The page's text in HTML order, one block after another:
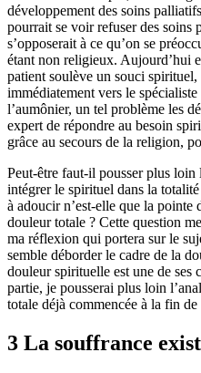
développement des soins
pourrait se voir refuser des soins
s’opposerait à ce qu’on se
étant non religieux. Aujourd’hui
patient soulève un souci spirituel,
immédiatement vers le
l’aumônier, un tel problème les
expert de répondre au besoin
grâce au secours de la religion,
Peut-être faut-il pousser plus
intégrer le spirituel dans la
à adoucir n’est-elle que la pointe
douleur totale ? Cette question
ma réflexion qui portera sur le
semble déborder le cadre de la
douleur spirituelle est une de ses
partie, je pousserai plus loin
totale déjà commencée à la fin
3 La souffrance